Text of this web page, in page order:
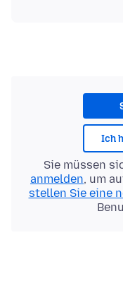
Ich
Sie müssen
anmelden, um
stellen Sie eine